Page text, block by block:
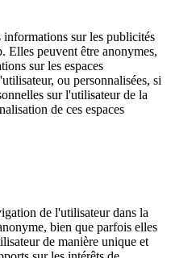
sur les publicités
Elles peuvent être anonymes,
sur les espaces
ou personnalisées, si
sur l'utilisateur de la
de ces espaces
de l'utilisateur dans la
bien que parfois elles
de manière unique et